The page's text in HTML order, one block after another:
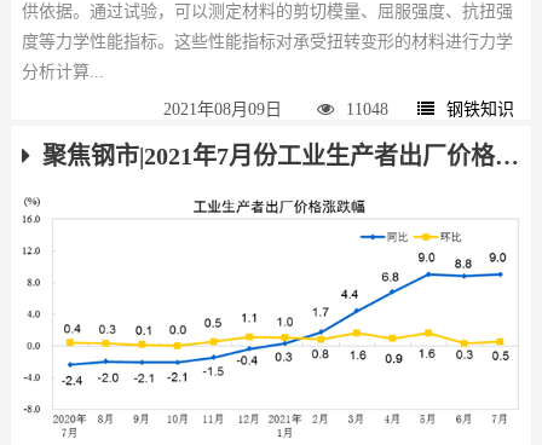
供依据。通过试验，可以测定材料的剪切模量、屈服强度、抗扭强
度等力学性能指标。这些性能指标对承受扭转变形的材料进行力学
分析计算...
2021年08月09日 11048 钢铁知识
聚焦钢市|2021年7月份工业生产者出厂价格同比上涨9.0%